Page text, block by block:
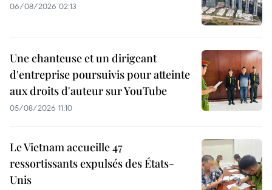
06/08/2026 02:13
Une chanteuse et un dirigeant
d'entreprise poursuivis pour atteinte
aux droits d'auteur sur YouTube
05/08/2026 11:10
Le Vietnam accueille 47
ressortissants expulsés des États-
Unis